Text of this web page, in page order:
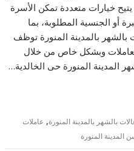
خيارات متعددة تمكن الأسرة
أو الجنسية المطلوبة، بما
بالشهر بالمدينة المنورة توظف
وبشكل خاص من خلال
المدينة المنورة حى الخالدية…
بالشهر بالمدينة المنورة, عاملات
المدينة المنورة